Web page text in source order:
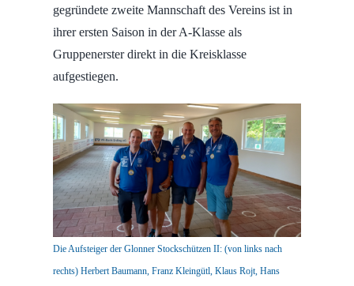
gegründete zweite Mannschaft des Vereins ist in
ihrer ersten Saison in der A-Klasse als
Gruppenerster direkt in die Kreisklasse
aufgestiegen.
Die Aufsteiger der Glonner Stockschützen II: (von links nach
rechts) Herbert Baumann, Franz Kleingütl, Klaus Rojt, Hans